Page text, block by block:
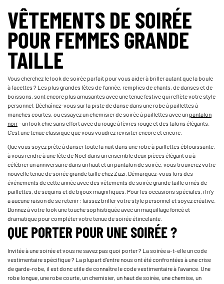
VÊTEMENTS DE SOIRÉE
POUR FEMMES GRANDE
TAILLE
Vous cherchez le look de soirée parfait pour vous aider à briller autant que la boule
à facettes ? Les plus grandes fêtes de l'année, remplies de chants, de danses et de
boissons, sont encore plus amusantes avec une tenue festive qui reflète votre style
personnel. Déchaînez-vous sur la piste de danse dans une robe à paillettes à
manches courtes, ou essayez un chemisier de soirée à paillettes avec unpantalon
noir- un look chic sans effort avec du rouge à lèvres rouge et des talons élégants.
C'est une tenue classique que vous voudrez revisiter encore et encore.
Que vous soyez prête à danser toute la nuit dans une robe à paillettes éblouissante,
à vous rendre à une fête de Noël dans un ensemble deux pièces élégant ou à
célébrer un anniversaire dans un haut et un pantalon de soirée, vous trouverez votre
nouvelle tenue de soirée grande taille chez Zizzi. Démarquez-vous lors des
événements de cette année avec des vêtements de soirée grande taille ornés de
paillettes, de sequins et de bijoux magnifiques. Pour les occasions spéciales, il n'y
a aucune raison de se retenir : laissez briller votre style personnel et soyez créative.
Donnez à votre look une touche sophistiquée avec un maquillage foncé et
dramatique pour compléter votre tenue de soirée étincelante.
QUE PORTER POUR UNE SOIRÉE ?
Invitée à une soirée et vous ne savez pas quoi porter ? La soirée a-t-elle un code
vestimentaire spécifique ? La plupart d'entre nous ont été confrontées à une crise
de garde-robe, il est donc utile de connaître le code vestimentaire à l'avance. Une
robe longue, une robe courte, un chemisier, un haut de soirée, une chemise, un